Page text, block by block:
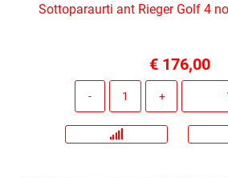
Sottoparaurti ant Rieger Golf 4
€ 176,00